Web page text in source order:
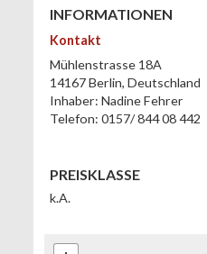
INFORMATIONEN
Kontakt
Mühlenstrasse 18A
14167Berlin, Deutschland
Inhaber: Nadine Fehrer
Telefon: 0157/ 844 08 442
PREISKLASSE
k.A.